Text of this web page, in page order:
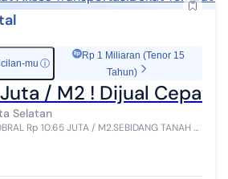
mu ⓘ
Rp 1 Miliaran (Tenor 15
Tahun)
/ M2 ! Dijual Cepat
Selatan
Rp 10.65 JUTA / M2.SEBIDANG TANAH /